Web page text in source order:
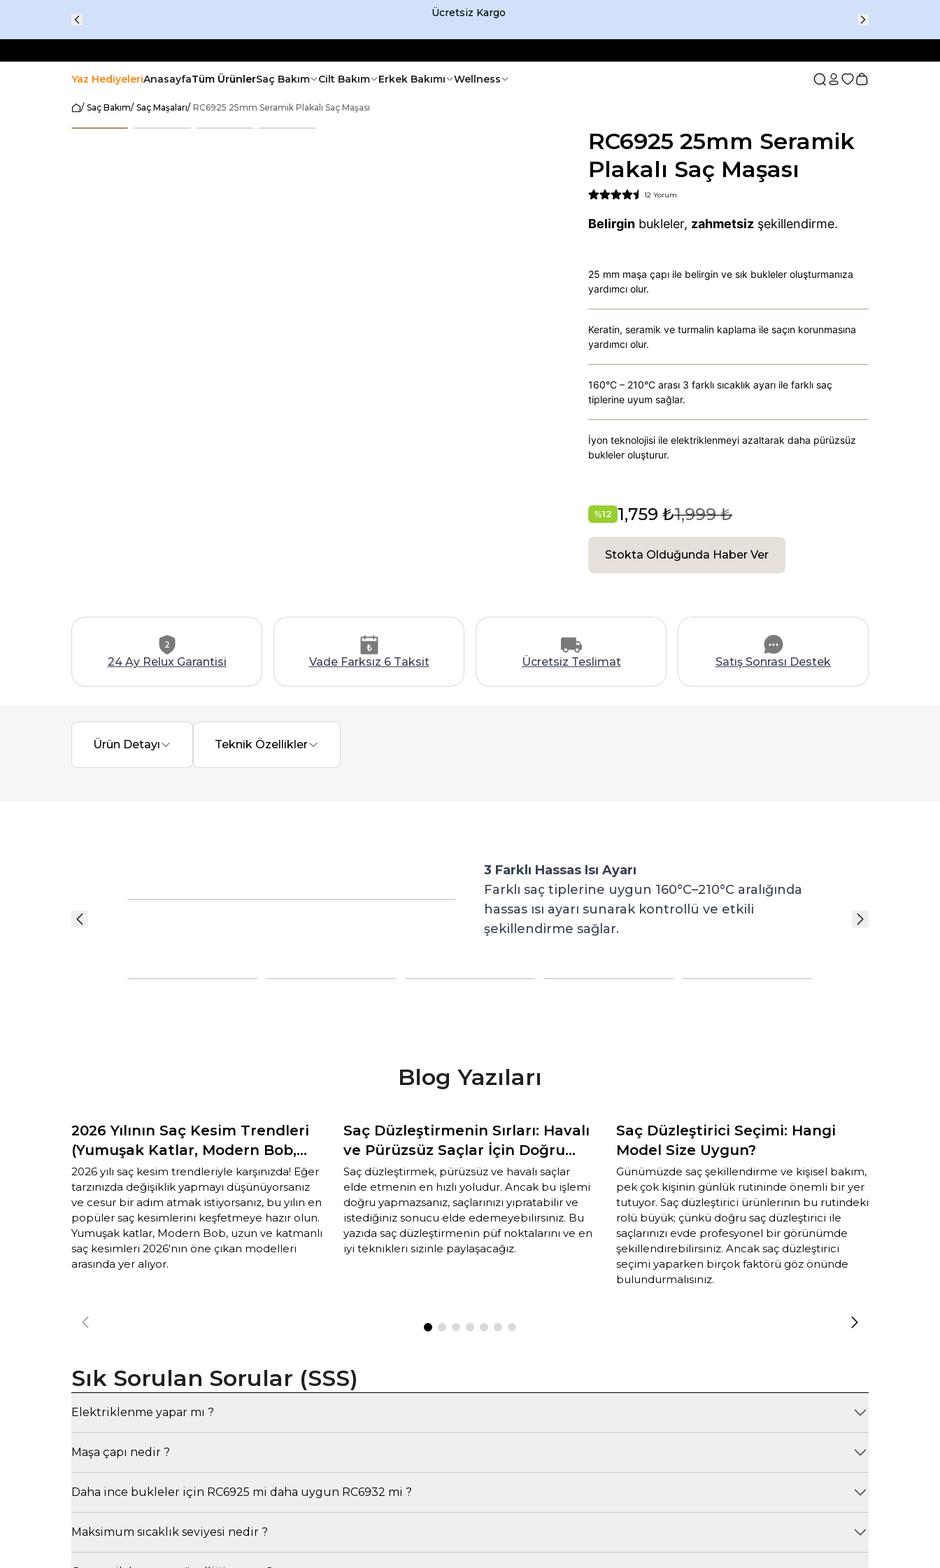
Ücretsiz Kargo
Yaz HediyeleriAnasayfaTüm ÜrünlerSaç Bakım Cilt Bakım Erkek Bakımı Wellness
/ Saç Bakım/ Saç Maşaları/ RC6925 25mm Seramik Plakalı Saç Maşası
RC6925 25mm Seramik
Plakalı Saç Maşası
12 Yorum
Belirginbukleler, zahmetsizşekillendirme.
25 mm maşa çapı ile belirgin ve sık bukleler oluşturmanıza
yardımcı olur.
Keratin, seramik ve turmalin kaplama ile saçın korunmasına
yardımcı olur.
160°C – 210°C arası 3 farklı sıcaklık ayarı ile farklı saç
tiplerine uyum sağlar.
İyon teknolojisi ile elektriklenmeyi azaltarak daha pürüzsüz
bukleler oluşturur.
%12 1,759 ₺1,999 ₺
Stokta Olduğunda Haber Ver
24 Ay Relux Garantisi Vade Farksız 6 Taksit Ücretsiz Teslimat Satış Sonrası Destek
Ürün Detayı Teknik Özellikler
3 Farklı Hassas Isı Ayarı
Farklı saç tiplerine uygun 160°C–210°C aralığında
hassas ısı ayarı sunarak kontrollü ve etkili
şekillendirme sağlar.
Blog Yazıları
2026 Yılının Saç Kesim Trendleri
(Yumuşak Katlar, Modern Bob,
Uzun ve Katmanlı Saçlar)
2026 yılı saç kesim trendleriyle karşınızda! Eğer
tarzınızda değişiklik yapmayı düşünüyorsanız
ve cesur bir adım atmak istiyorsanız, bu yılın en
popüler saç kesimlerini keşfetmeye hazır olun.
Yumuşak katlar, Modern Bob, uzun ve katmanlı
saç kesimleri 2026'nın öne çıkan modelleri
arasında yer alıyor.
Saç Düzleştirmenin Sırları: Havalı
ve Pürüzsüz Saçlar İçin Doğru
Adımlar
Saç düzleştirmek, pürüzsüz ve havalı saçlar
elde etmenin en hızlı yoludur. Ancak bu işlemi
doğru yapmazsanız, saçlarınızı yıpratabilir ve
istediğiniz sonucu elde edemeyebilirsiniz. Bu
yazıda saç düzleştirmenin püf noktalarını ve en
iyi teknikleri sizinle paylaşacağız.
Saç Düzleştirici Seçimi: Hangi
Model Size Uygun?
Günümüzde saç şekillendirme ve kişisel bakım,
pek çok kişinin günlük rutininde önemli bir yer
tutuyor. Saç düzleştirici ürünlerinin bu rutindeki
rolü büyük; çünkü doğru saç düzleştirici ile
saçlarınızı evde profesyonel bir görünümde
şekillendirebilirsiniz. Ancak saç düzleştirici
seçimi yaparken birçok faktörü göz önünde
bulundurmalısınız.
Sık Sorulan Sorular (SSS)
Elektriklenme yapar mı ?
Maşa çapı nedir ?
Daha ince bukleler için RC6925 mi daha uygun RC6932 mi ?
Maksimum sıcaklık seviyesi nedir ?